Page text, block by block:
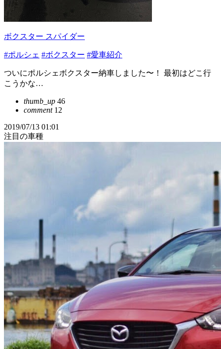
ボクスター スパイダー
#ポルシェ #ボクスター #愛車紹介
ついにポルシェボクスター納車しました〜！ 最初はどこ行
こうかな…
thumb_up 46
comment12
2019/07/13 01:01
注目の車種